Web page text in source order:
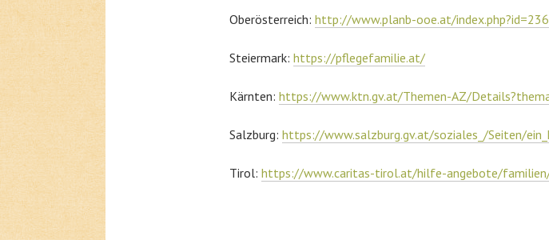
Oberösterreich: http://www.planb-ooe.at/index.php?id=236
Steiermark: https://pflegefamilie.at/
Kärnten: https://www.ktn.gv.at/Themen-AZ/
Salzburg: https://www.salzburg.gv.at/soziales_/Seiten/
Tirol: https://www.caritas-tirol.at/hilfe-angebote/